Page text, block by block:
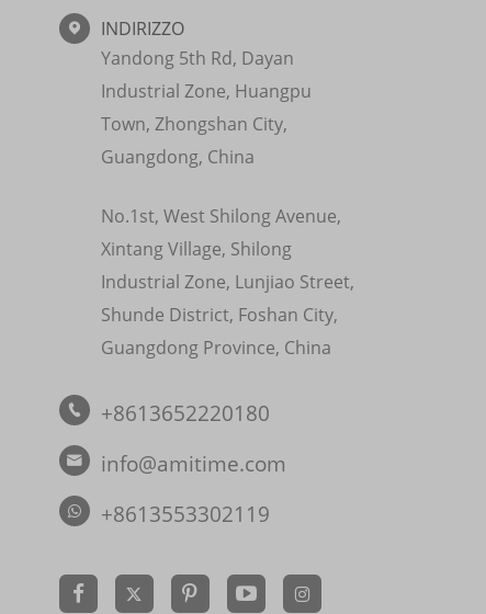

INDIRIZZO
Yandong 5th Rd, Dayan
Industrial Zone, Huangpu
Town, Zhongshan City,
Guangdong, China
No.1st, West Shilong Avenue,
Xintang Village, Shilong
Industrial Zone, Lunjiao Street,
Shunde District, Foshan City,
Guangdong Province, China
 +8613652220180

info@amitime.com
+8613553302119
 